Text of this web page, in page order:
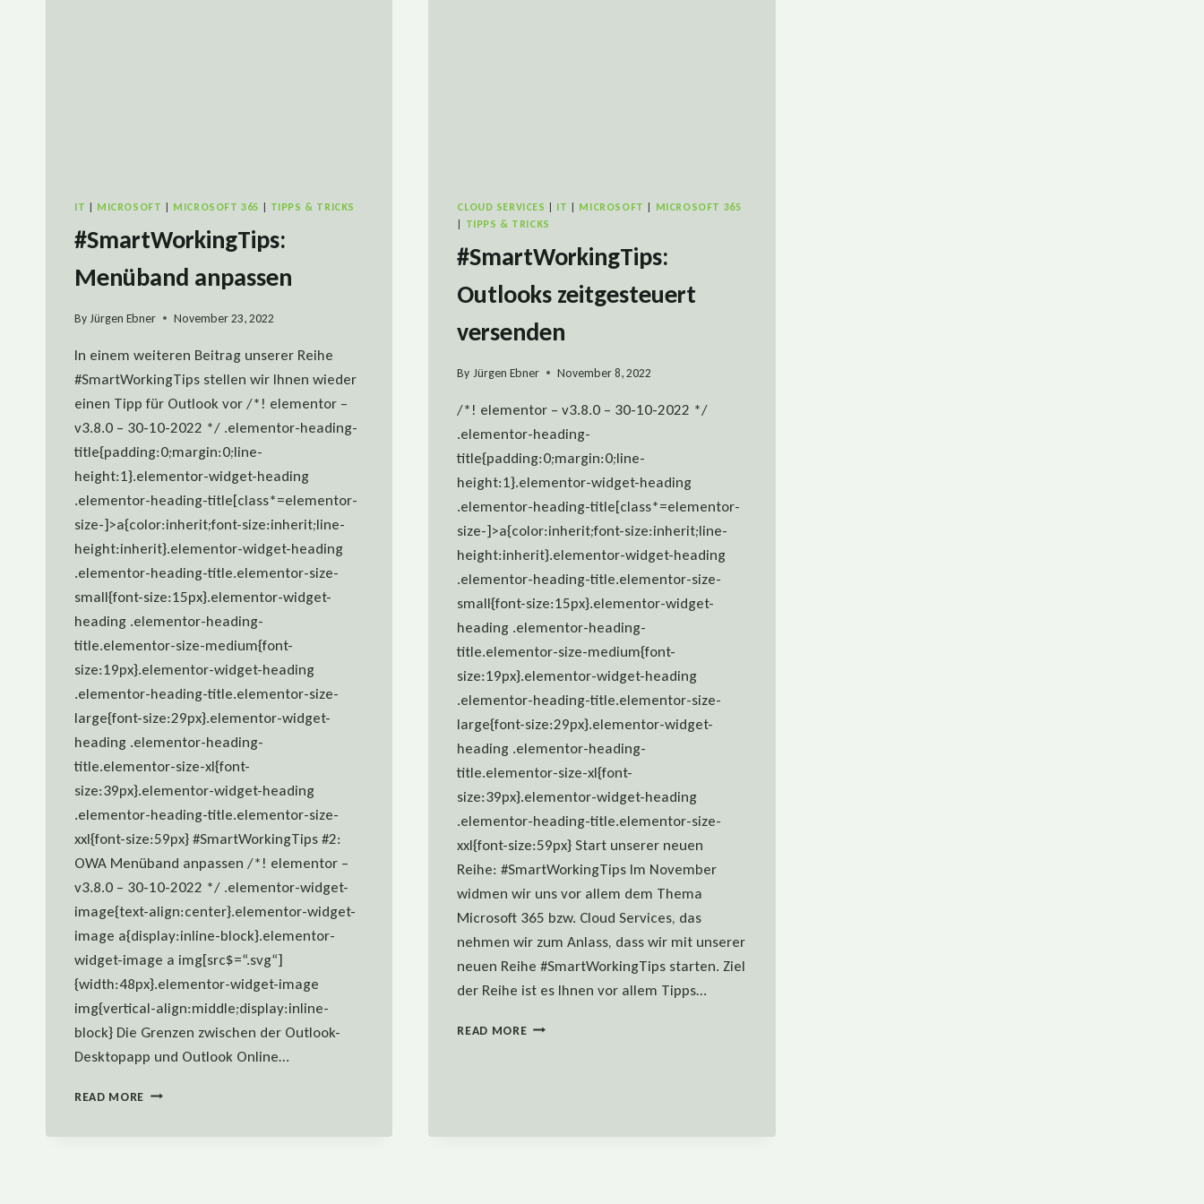
IT MICROSOFT MICROSOFT 365 TIPPS & TRICKS
#SmartWorkingTips:
Menüband anpassen
ByJürgen Ebner November 23, 2022
In einem weiteren Beitrag unserer Reihe
#SmartWorkingTips stellen wir Ihnen wieder
einen Tipp für Outlook vor /*! elementor –
v3.8.0 – 30-10-2022 */ .elementor-heading-
title{padding:0;margin:0;line-
height:1}.elementor-widget-heading
.elementor-heading-title[class*=elementor-
size-]>a{color:inherit;font-size:inherit;line-
height:inherit}.elementor-widget-heading
.elementor-heading-title.elementor-size-
small{font-size:15px}.elementor-widget-
heading .elementor-heading-
title.elementor-size-medium{font-
size:19px}.elementor-widget-heading
.elementor-heading-title.elementor-size-
large{font-size:29px}.elementor-widget-
heading .elementor-heading-
title.elementor-size-xl{font-
size:39px}.elementor-widget-heading
.elementor-heading-title.elementor-size-
xxl{font-size:59px} #SmartWorkingTips #2:
OWA Menüband anpassen /*! elementor –
v3.8.0 – 30-10-2022 */ .elementor-widget-
image{text-align:center}.elementor-widget-
image a{display:inline-block}.elementor-
widget-image a img[src$=“.svg“]
{width:48px}.elementor-widget-image
img{vertical-align:middle;display:inline-
block} Die Grenzen zwischen der Outlook-
Desktopapp und Outlook Online…
READ MORE #SMARTWORKINGTIPS:
CLOUD SERVICES IT MICROSOFT
MICROSOFT 365
TIPPS & TRICKS
#SmartWorkingTips:
Outlooks zeitgesteuert
versenden
By Jürgen Ebner November 8, 2022
/*! elementor – v3.8.0 – 30-10-2022 */
.elementor-heading-
title{padding:0;margin:0;line-
height:1}.elementor-widget-heading
.elementor-heading-title[class*=elementor-
size-]>a{color:inherit;font-size:inherit;line-
height:inherit}.elementor-widget-heading
.elementor-heading-title.elementor-size-
small{font-size:15px}.elementor-widget-
heading .elementor-heading-
title.elementor-size-medium{font-
size:19px}.elementor-widget-heading
.elementor-heading-title.elementor-size-
large{font-size:29px}.elementor-widget-
heading .elementor-heading-
title.elementor-size-xl{font-
size:39px}.elementor-widget-heading
.elementor-heading-title.elementor-size-
xxl{font-size:59px} Start unserer neuen
Reihe: #SmartWorkingTips Im November
widmen wir uns vor allem dem Thema
Microsoft 365 bzw. Cloud Services, das
nehmen wir zum Anlass, dass wir mit unserer
neuen Reihe #SmartWorkingTips starten. Ziel
der Reihe ist es Ihnen vor allem Tipps…
READ MORE#SMARTWORKINGTIPS: